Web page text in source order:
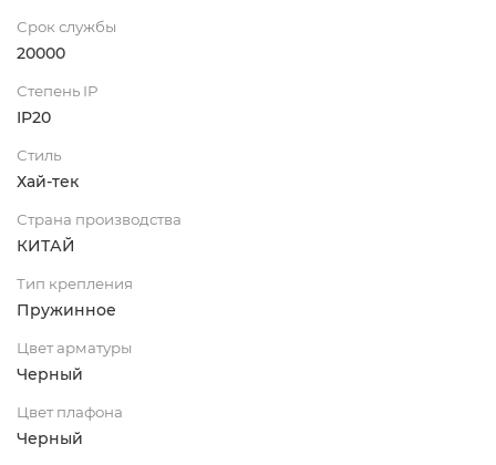
Срок службы
20000
Степень IP
IP20
Стиль
Хай-тек
Страна производства
КИТАЙ
Тип крепления
Пружинное
Цвет арматуры
Черный
Цвет плафона
Черный